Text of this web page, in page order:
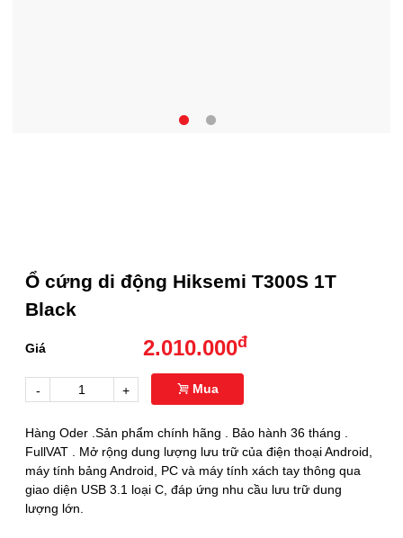
Ổ cứng di động Hiksemi T300S 1T
Black
Giá 2.010.000đ
- + Mua
Hàng Oder .Sản phẩm chính hãng . Bảo hành 36 tháng .
FullVAT . Mở rộng dung lượng lưu trữ của điện thoại Android,
máy tính bảng Android, PC và máy tính xách tay thông qua
giao diện USB 3.1 loại C, đáp ứng nhu cầu lưu trữ dung
lượng lớn.